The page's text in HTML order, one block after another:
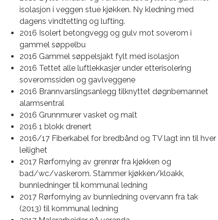
isolasjon i veggen stue kjøkken. Ny kledning med
dagens vindtetting og lufting.
2016 Isolert betongvegg og gulv mot soverom i
gammel søppelbu
2016 Gammel søppelsjakt fylt med isolasjon
2016 Tettet alle luftlekkasjer under etterisolering
soveromssiden og gavlveggene
2016 Brannvarslingsanlegg tilknyttet døgnbemannet
alarmsentral
2016 Grunnmurer vasket og malt
2016 1 blokk drenert
2016/17 Fiberkabel for bredbånd og TV lagt inn til hver
leilighet
2017 Rørfornying av grenrør fra kjøkken og
bad/wc/vaskerom. Stammer kjøkken/kloakk,
bunnledninger til kommunal ledning
2017 Rørfornying av bunnledning overvann fra tak
(2013) til kommunal ledning